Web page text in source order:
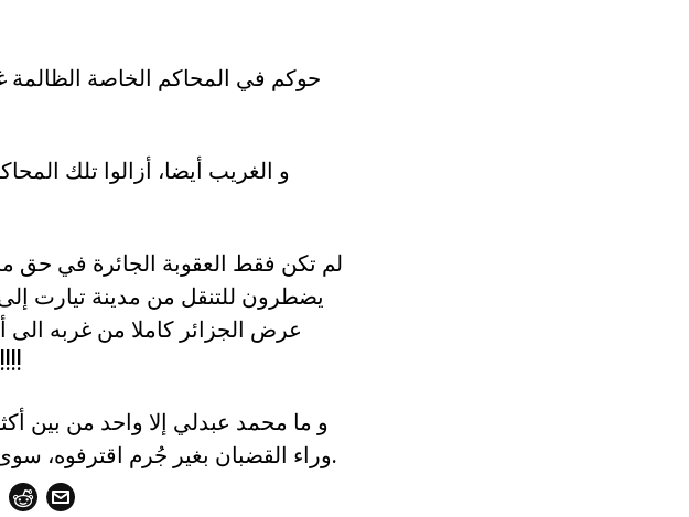
حوكم في المحاكم الخاصة الظالمة
و الغريب أيضا، أزالوا تلك
لم تكن فقط العقوبة الجائرة في حق
يضطرون للتنقل من مدينة تيارت
عرض الجزائر كاملا من غربه
العلم أن مدينة تيارت و ما جاورها يوجد فيها سجون!!!!
وراء القضبان بغير جُرم اقترفوه، سوى توجههم السياسي الذي لم ترضه الطغمة الإنقلابية.